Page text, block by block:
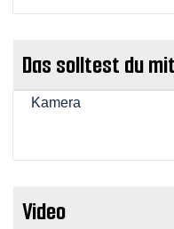
Das solltest du
Kamera
Video